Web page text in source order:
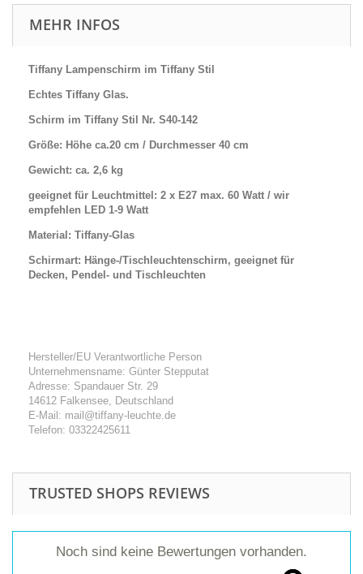
MEHR INFOS
Tiffany Lampenschirm im Tiffany Stil
Echtes Tiffany Glas.
Schirm im Tiffany Stil Nr. S40-142
Größe: Höhe ca.20 cm / Durchmesser 40 cm
Gewicht: ca. 2,6 kg
geeignet für Leuchtmittel: 2 x E27 max. 60 Watt / wir
empfehlen LED 1-9 Watt
Material: Tiffany-Glas
Schirmart: Hänge-/Tischleuchtenschirm, geeignet für
Decken, Pendel- und Tischleuchten
Hersteller/EU Verantwortliche Person
Unternehmensname: Günter Stepputat
Adresse: Spandauer Str. 29
14612 Falkensee, Deutschland
E-Mail: mail@tiffany-leuchte.de
Telefon: 03322425611
TRUSTED SHOPS REVIEWS
Noch sind keine Bewertungen vorhanden.